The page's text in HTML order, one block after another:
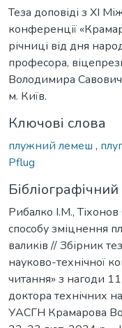
Теза доповіді з ХІ
конференції
річниці від дня
професора,
Володимира
м. Київ.
Ключові слова
плужний лемеш ,
Pflug
Рибалко І.М.,
способу зміцнення
валиків // Збірник
науково-технічної
читання» з нагоди
доктора технічних
УАСГН Крамарова